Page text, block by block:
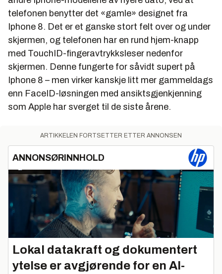
telefonen benytter det «gamle» designet fra
Iphone 8. Det er et ganske stort felt over og under
skjermen, og telefonen har en rund hjem-knapp
med TouchID-fingeravtrykksleser nedenfor
skjermen. Denne fungerte for såvidt supert på
Iphone 8 – men virker kanskje litt mer gammeldags
enn FaceID-løsningen med ansiktsgjenkjenning
som Apple har sverget til de siste årene.
ARTIKKELEN FORTSETTER ETTER ANNONSEN
ANNONSØRINNHOLD
Lokal datakraft og dokumentert
ytelse er avgjørende for en AI-